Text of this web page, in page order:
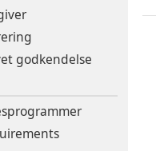
godkendelse